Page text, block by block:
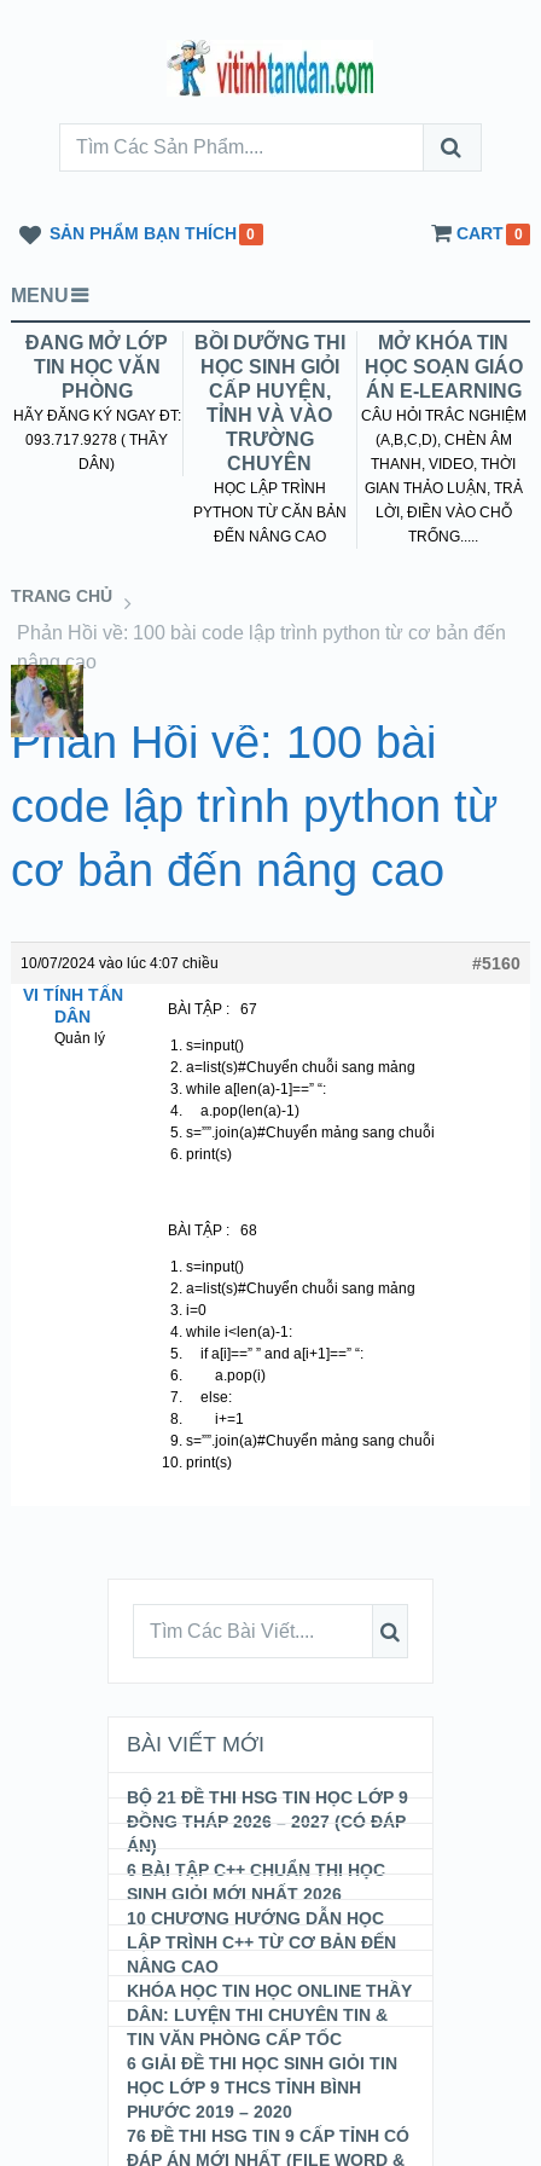
SẢN PHẨM BẠN THÍCH 0 CART 0
MENU
ĐANG MỞ LỚP
TIN HỌC VĂN
PHÒNG
HÃY ĐĂNG KÝ NGAY ĐT:
093.717.9278 ( THẦY
DÂN)
BỒI DƯỠNG THI
HỌC SINH GIỎI
CẤP HUYỆN,
TỈNH VÀ VÀO
TRƯỜNG
CHUYÊN
HỌC LẬP TRÌNH
PYTHON TỪ CĂN BẢN
ĐẾN NÂNG CAO
MỞ KHÓA TIN
HỌC SOẠN GIÁO
ÁN E-LEARNING
CÂU HỎI TRẮC NGHIỆM
(A,B,C,D), CHÈN ÂM
THANH, VIDEO, THỜI
GIAN THẢO LUẬN, TRẢ
LỜI, ĐIỀN VÀO CHỖ
TRỐNG.....
TRANG CHỦ
Phản Hồi về: 100 bài code lập trình python từ cơ bản đến
nâng cao
Phản Hồi về: 100 bài
code lập trình python từ
cơ bản đến nâng cao
10/07/2024 vào lúc 4:07 chiều
#5160
VI TÍNH TẤN
DÂN
Quản lý
BÀI TẬP : 67
s=input()
a=list(s)#Chuyển chuỗi sang mảng
while a[len(a)-1]==” “:
a.pop(len(a)-1)
s=””.join(a)#Chuyển mảng sang chuỗi
print(s)
BÀI TẬP : 68
s=input()
a=list(s)#Chuyển chuỗi sang mảng
i=0
while i<len(a)-1:
if a[i]==” ” and a[i+1]==” “:
a.pop(i)
else:
i+=1
s=””.join(a)#Chuyển mảng sang chuỗi
print(s)
BÀI VIẾT MỚI
BỘ 21 ĐỀ THI HSG TIN HỌC LỚP 9
ĐỒNG THÁP 2026 – 2027 (CÓ ĐÁP
ÁN)
6 BÀI TẬP C++ CHUẨN THI HỌC
SINH GIỎI MỚI NHẤT 2026
10 CHƯƠNG HƯỚNG DẪN HỌC
LẬP TRÌNH C++ TỪ CƠ BẢN ĐẾN
NÂNG CAO
KHÓA HỌC TIN HỌC ONLINE THẦY
DÂN: LUYỆN THI CHUYÊN TIN &
TIN VĂN PHÒNG CẤP TỐC
6 GIẢI ĐỀ THI HỌC SINH GIỎI TIN
HỌC LỚP 9 THCS TỈNH BÌNH
PHƯỚC 2019 – 2020
76 ĐỀ THI HSG TIN 9 CẤP TỈNH CÓ
ĐÁP ÁN MỚI NHẤT (FILE WORD &